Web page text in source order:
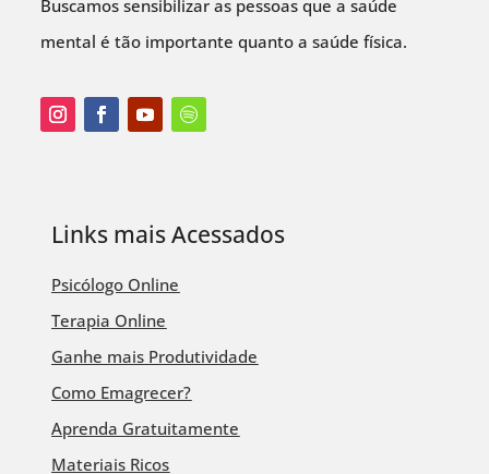
Buscamos sensibilizar as pessoas que a saúde
mental é tão importante quanto a saúde física.
Links mais Acessados
Psicólogo Online
Terapia Online
Ganhe mais Produtividade
Como Emagrecer?
Aprenda Gratuitamente
Materiais Ricos